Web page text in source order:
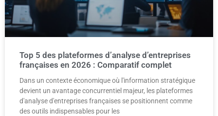
Top 5 des plateformes d’analyse d’entreprises
françaises en 2026 : Comparatif complet
Dans un contexte économique où l'information stratégique
devient un avantage concurrentiel majeur, les plateformes
d'analyse d'entreprises françaises se positionnent comme
des outils indispensables pour les